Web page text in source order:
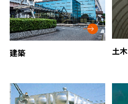
建築 土木